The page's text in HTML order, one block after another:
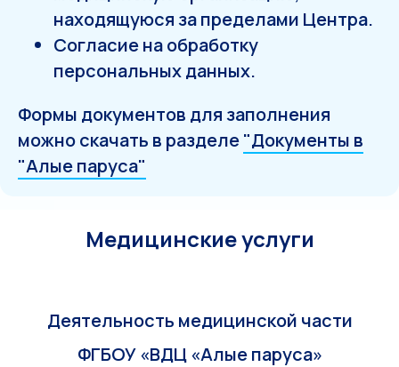
находящуюся за пределами Центра.
Согласие на обработку
персональных данных.
Формы документов для заполнения
можно скачать в разделе"Документы в
"Алые паруса"
Медицинские услуги
Деятельность медицинской части
ФГБОУ «ВДЦ «Алые паруса»